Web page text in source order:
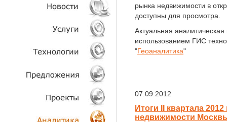
О КОМПАНИИ
НОВОСТИ
УСЛУГИ
ТЕХНОЛОГИИ
ОБЪЕКТЫ
рынка недвижимости в
доступны для просмотра.
Актуальная
использованием ГИС
"Геоаналитика"
07.09.2012
Итоги II квартала
недвижимости